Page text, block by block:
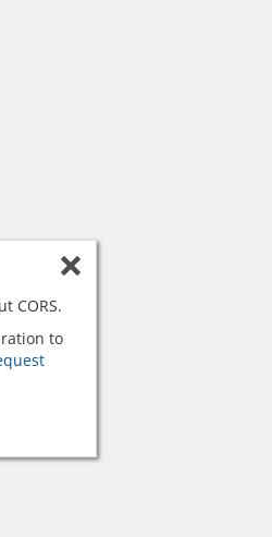
CORS.
to